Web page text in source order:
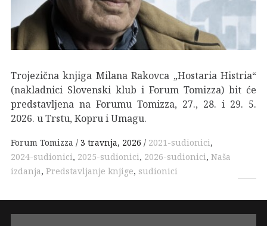
Trojezična knjiga Milana Rakovca „Hostaria Histria“
(nakladnici Slovenski klub i Forum Tomizza) bit će
predstavljena na Forumu Tomizza, 27., 28. i 29. 5.
2026. u Trstu, Kopru i Umagu.
Forum Tomizza 3 travnja, 2026 2021-sudionici,
2024-sudionici, 2025-sudionici, 2026-sudionici, Naša
izdanja, Predstavljanje knjige, sudionici